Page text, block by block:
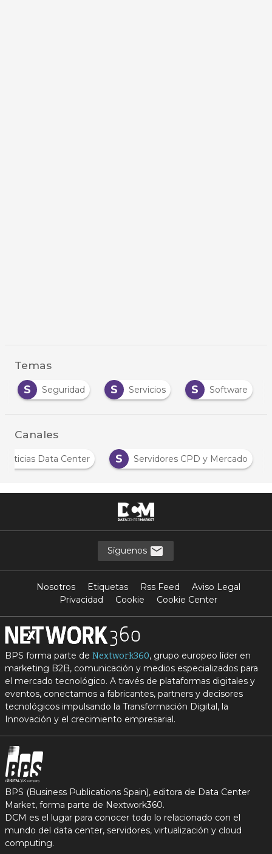
Temas
S
Seguridad S Servicios S Software
Canales
Noticias Data Center S Servidores CPD y Mercado
Síguenos
Nosotros Etiquetas Rss Feed
Aviso Legal
Privacidad
Cookie Cookie Center
BPS forma parte de Nextwork360, grupo europeo líder en
marketing B2B, comunicación y medios especializados para
el mercado tecnológico. A través de plataformas digitales y
eventos, conectamos a fabricantes, partners y decisores
tecnológicos impulsando la Transformación Digital, la
Innovación y el crecimiento empresarial.
BPS (Business Publications Spain), editora de Data Center
Market, forma parte de Nextwork360.
DCM es el lugar para conocer todo lo relacionado con el
mundo del data center, servidores, virtualización y cloud
computing.